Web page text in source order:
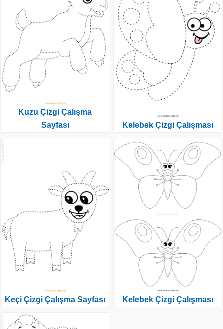
Kuzu Çizgi Çalışma
Sayfası
Keçi Çizgi Çalışma Sayfası
Kelebek Çizgi Çalışması
Kelebek Çizgi Çalışması